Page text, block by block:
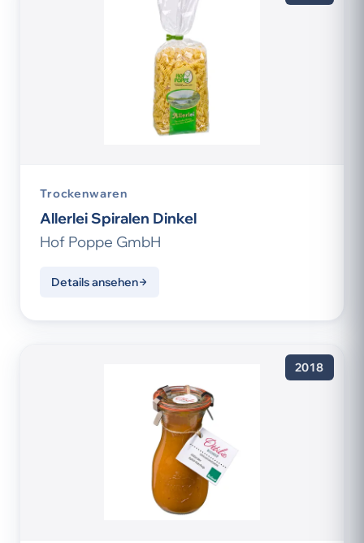
Trockenwaren
Allerlei Spiralen Dinkel
Hof Poppe GmbH
Details ansehen
2018